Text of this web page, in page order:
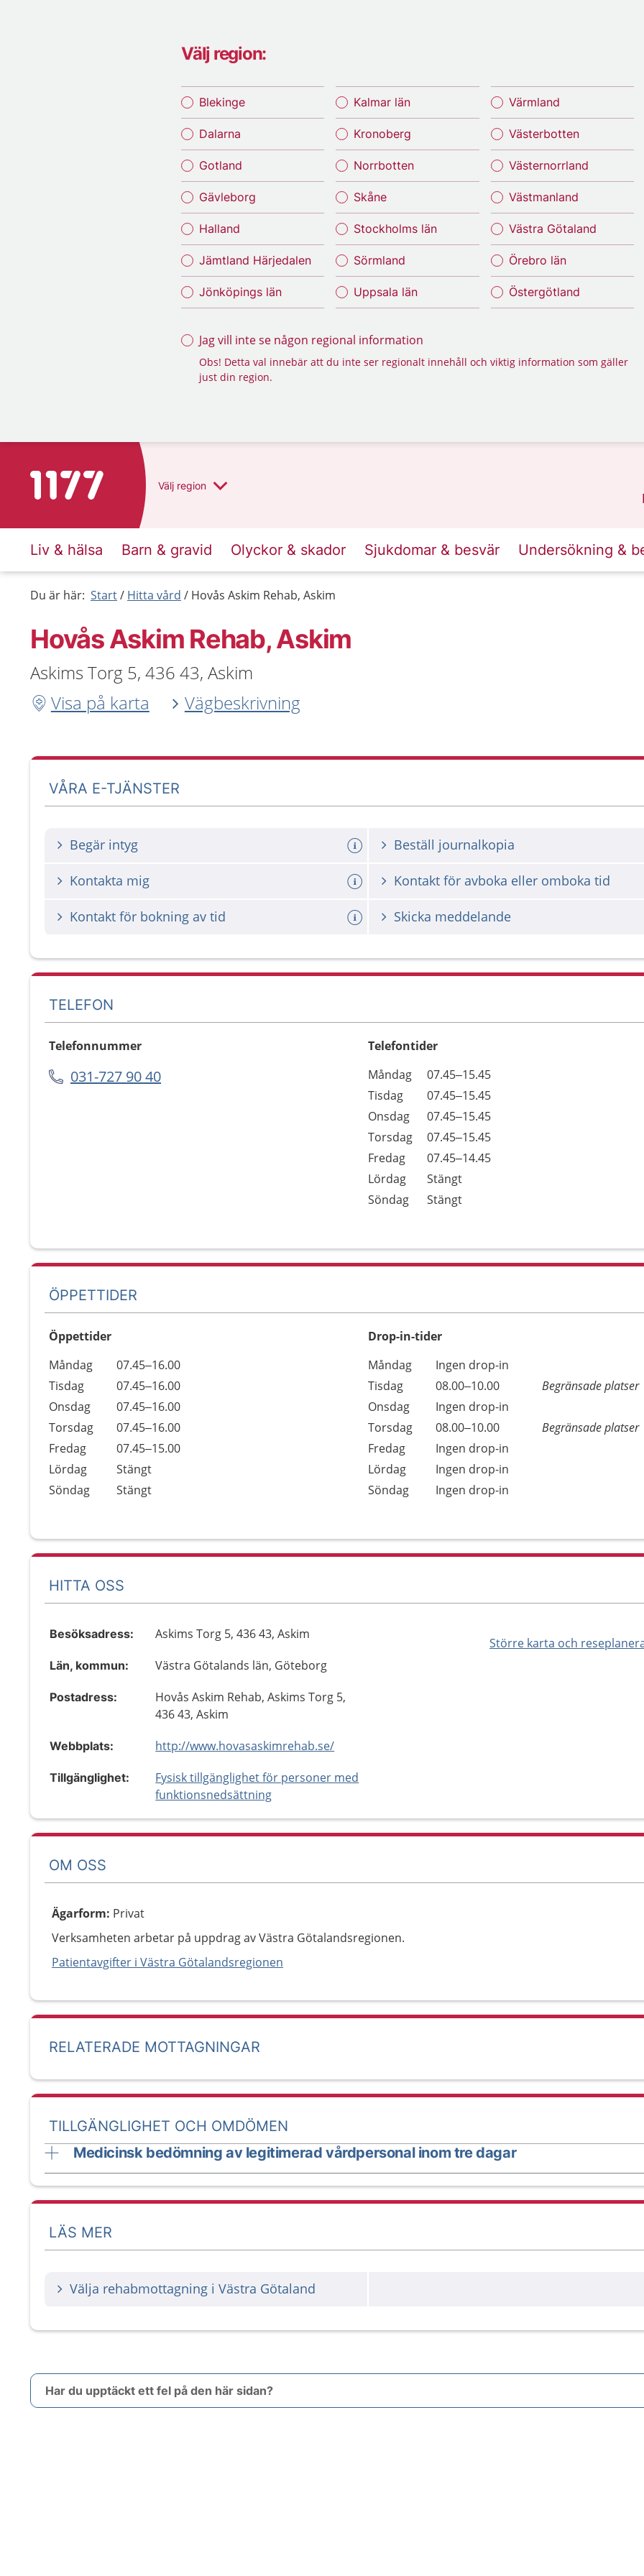
Välj region:
Blekinge
Dalarna
Gotland
Gävleborg
Halland
Jämtland Härjedalen
Jönköpings län
Kalmar län
Kronoberg
Norrbotten
Skåne
Stockholms län
Sörmland
Uppsala län
Värmland
Västerbotten
Västernorrland
Västmanland
Västra Götaland
Örebro län
Östergötland
Jag vill inte se någon regional information
Obs! Detta val innebär att du inte ser regionalt innehåll och viktig information som gäller
just din region.
Till startsidan för 1177 Välj region
Liv & hälsa Barn & gravid Olyckor & skador Sjukdomar & besvär Undersökning &
Du är här: Start Hitta vård Hovås Askim Rehab, Askim
Hovås Askim Rehab, Askim
Askims Torg 5, 436 43, Askim
Visa på karta
Vägbeskrivning
VÅRA E-TJÄNSTER
Begär intyg Beställ journalkopia
Kontakta mig Kontakt för avboka eller omboka tid
Kontakt för bokning av tid Skicka meddelande
TELEFON
Telefonnummer
031-727 90 40
Telefontider
Dag
Öppettider
Kommentarer
Måndag
07.45–15.45
Tisdag
07.45–15.45
Onsdag
07.45–15.45
Torsdag
07.45–15.45
Fredag
07.45–14.45
Lördag
Stängt
Söndag
Stängt
ÖPPETTIDER
Öppettider
Dag
Öppettider
Kommentarer
Måndag
07.45–16.00
Tisdag
07.45–16.00
Onsdag
07.45–16.00
Torsdag
07.45–16.00
Fredag
07.45–15.00
Lördag
Stängt
Söndag
Stängt
Drop-in-tider
Måndag
Ingen drop-in
Tisdag
08.00–10.00
Begränsade platser
Onsdag
Ingen drop-in
Torsdag
08.00–10.00
Begränsade platser
Fredag
Ingen drop-in
Lördag
Ingen drop-in
Söndag
Ingen drop-in
HITTA OSS
Större karta och
Besöksadress: Askims Torg 5, 436 43, Askim
Län, kommun: Västra Götalands län, Göteborg
Postadress:
Hovås Askim Rehab, Askims Torg 5,
436 43, Askim
Webbplats: http://www.hovasaskimrehab.se/
Tillgänglighet:
Fysisk tillgänglighet för personer med
funktionsnedsättning
OM OSS
Ägarform: Privat
Verksamheten arbetar på uppdrag av Västra Götalandsregionen.
Patientavgifter i Västra Götalandsregionen
RELATERADE MOTTAGNINGAR
TILLGÄNGLIGHET OCH OMDÖMEN
Medicinsk bedömning av legitimerad vårdpersonal inom tre dagar
LÄS MER
Välja rehabmottagning i Västra Götaland
Har du upptäckt ett fel på den här sidan?